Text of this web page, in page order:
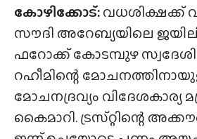
കോഴിക്കോട്:വധശിക്ഷക്ക്
സൗദി അറേബ്യയിലെ
ഫറോക്ക് കോടമ്പുഴ
റഹീമിന്റെ
മോചനദ്രവ്യം വിദേശകാര്യ
കൈമാറി. ട്രസ്‌റ്റിന്റെ